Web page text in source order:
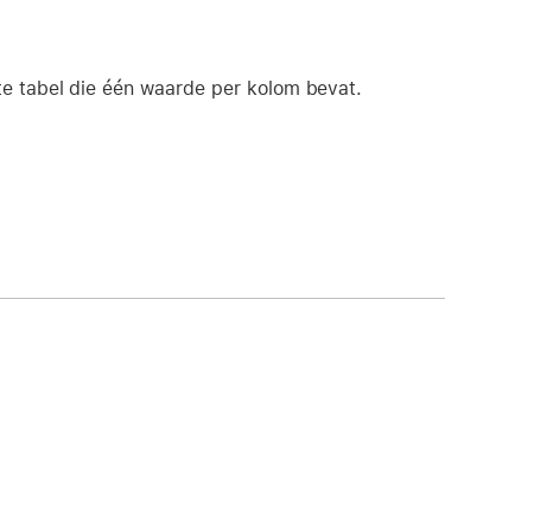
tabel die één waarde per kolom bevat.